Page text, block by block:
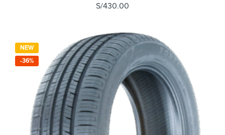
S/430.00
NEW
-36%